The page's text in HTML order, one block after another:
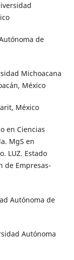
de
Michoacana
México
México
en Ciencias
MgS en
LUZ. Estado
de Empresas-
Autónoma de
Autónoma